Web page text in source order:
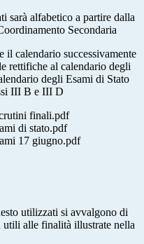
sarà alfabetico a partire dalla
Secondaria
il calendario successivamente
rettifiche al calendario degli
degli Esami di Stato
III B e III D
finali.pdf
di stato.pdf
17 giugno.pdf
utilizzati si avvalgono di
utili alle finalità illustrate nella